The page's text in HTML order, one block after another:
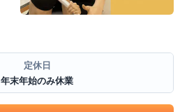
定休日
年末年始のみ休業